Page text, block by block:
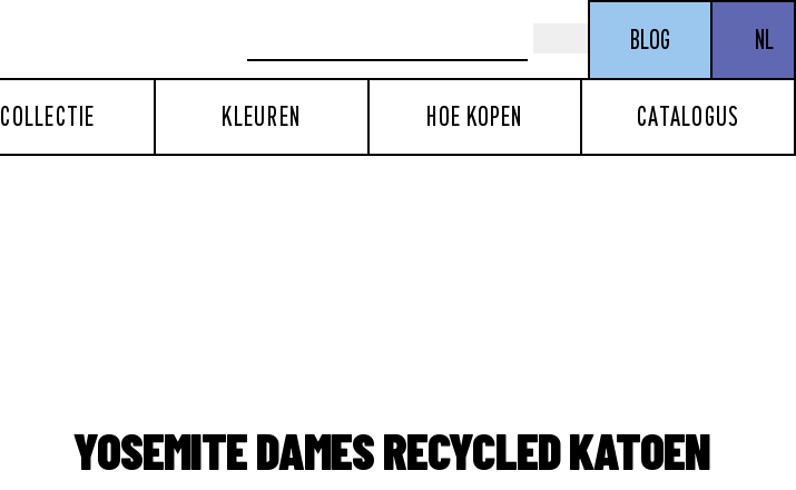
BLOG NL
COLLECTIE KLEUREN HOE KOPEN CATALOGUS
YOSEMITE DAMES RECYCLED KATOEN